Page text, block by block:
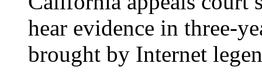
hear evidence in three-
brought by Internet